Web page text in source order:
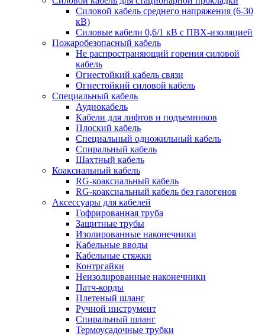
Силовой кабель среднего напряжения (6-30
кВ)
Силовые кабели 0,6/1 кВ с ПВХ-изоляцией
Пожаробезопасный кабель
Не распространяющий горения силовой
кабель
Огнестойкий кабель связи
Огнестойкий силовой кабель
Специальный кабель
Аудиокабель
Кабели для лифтов и подъемников
Плоский кабель
Специальный одножильный кабель
Спиральный кабель
Шахтный кабель
Коаксиальный кабель
RG-коаксиальный кабель
RG-коаксиальный кабель без галогенов
Аксессуары для кабелей
Гофрированная труба
Защитные трубы
Изолированные наконечники
Кабельные вводы
Кабельные стяжки
Контргайки
Неизолированные наконечники
Патч-корды
Плетеный шланг
Ручной инструмент
Спиральный шланг
Термоусадочные трубки